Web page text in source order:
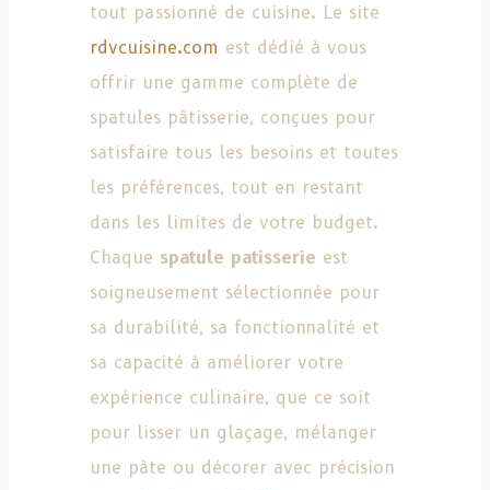
tout passionné de cuisine. Le site
rdvcuisine.com est dédié à vous
offrir une gamme complète de
spatules pâtisserie, conçues pour
satisfaire tous les besoins et toutes
les préférences, tout en restant
dans les limites de votre budget.
Chaque spatule patisserie est
soigneusement sélectionnée pour
sa durabilité, sa fonctionnalité et
sa capacité à améliorer votre
expérience culinaire, que ce soit
pour lisser un glaçage, mélanger
une pâte ou décorer avec précision